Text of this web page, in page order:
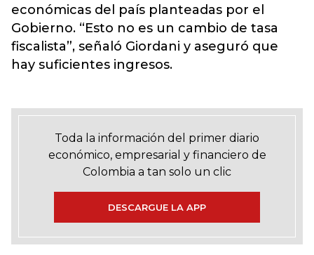
económicas del país planteadas por el
Gobierno. “Esto no es un cambio de tasa
fiscalista”, señaló Giordani y aseguró que
hay suficientes ingresos.
Toda la información del primer diario
económico, empresarial y financiero de
Colombia a tan solo un clic
DESCARGUE LA APP